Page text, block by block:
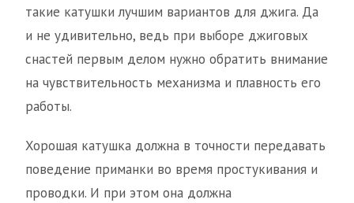
такие катушки лучшим вариантов для джига. Да
и не удивительно, ведь при выборе джиговых
снастей первым делом нужно обратить внимание
на чувствительность механизма и плавность его
работы.
Хорошая катушка должна в точности передавать
поведение приманки во время простукивания и
проводки. И при этом она должна